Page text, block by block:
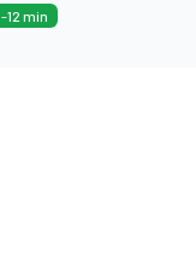
-12 min